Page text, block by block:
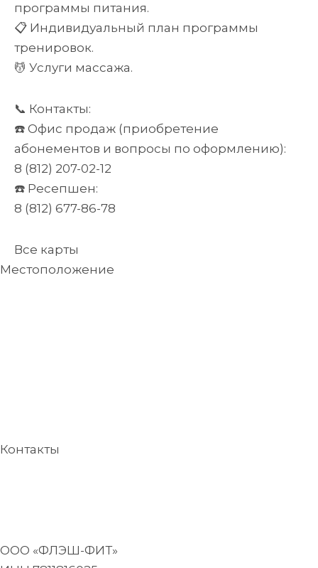
программы питания.
📋 Индивидуальный план программы
тренировок.
💆 Услуги массажа.
📞 Контакты:
☎️ Офис продаж (приобретение
абонементов и вопросы по оформлению):
8 (812) 207-02-12
☎️ Ресепшен:
8 (812) 677-86-78
Все карты
Местоположение
Контакты
ООО «ФЛЭШ-ФИТ»